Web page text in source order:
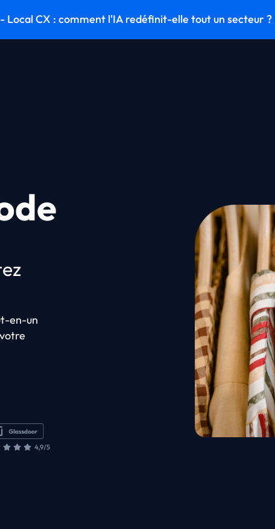
Local CX : comment l'IA redéfinit-elle tout un secteur ?
en-un